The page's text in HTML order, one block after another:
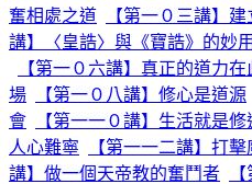
奮相處之道
【第一０三講】
講】〈皇誥〉與《寶誥》的妙用
【第一０六講】真正的道力在
場
【第一０八講】修心是道源
會
【第一一０講】生活就是修
人心難寧
【第一一二講】打
講】做一個天帝教的奮鬥者